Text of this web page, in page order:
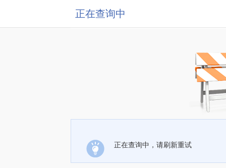
正在查询中
正在查询中，请刷新重试